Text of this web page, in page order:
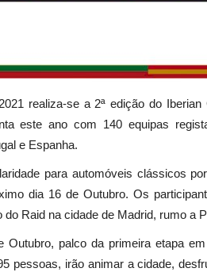
realiza-se a 2ª edição do
este ano com 140 equipas
e Espanha.
para automóveis clássicos
dia 16 de Outubro. Os
Raid na cidade de Madrid, rumo a
Outubro, palco da primeira etapa
pessoas, irão animar a cidade,